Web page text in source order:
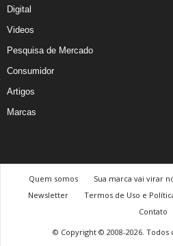
Digital
Videos
Pesquisa de Mercado
Consumidor
Artigos
Marcas
Quem somos Sua marca vai virar
Newsletter
Termos de Uso e
Contato
© Copyright © 2008-2026. Todos